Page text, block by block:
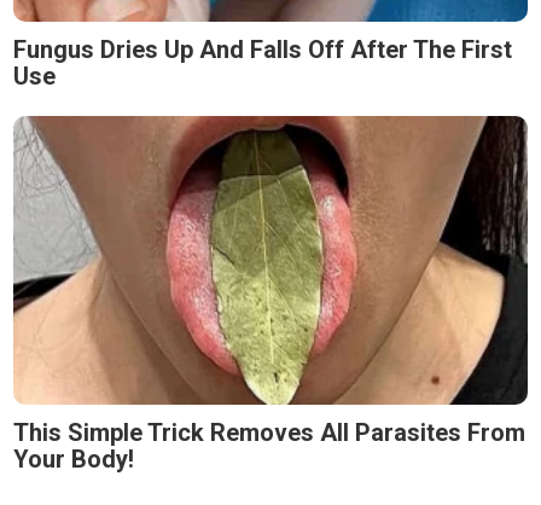
Fungus Dries Up And Falls Off After The First
Use
This Simple Trick Removes All Parasites From
Your Body!